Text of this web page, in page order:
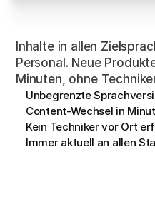
Updates
Inhalte in allen
Personal. Neue
Minuten, ohne
Unbegrenzte
Content-Wechsel in
Kein Techniker vor Ort
Immer aktuell an allen